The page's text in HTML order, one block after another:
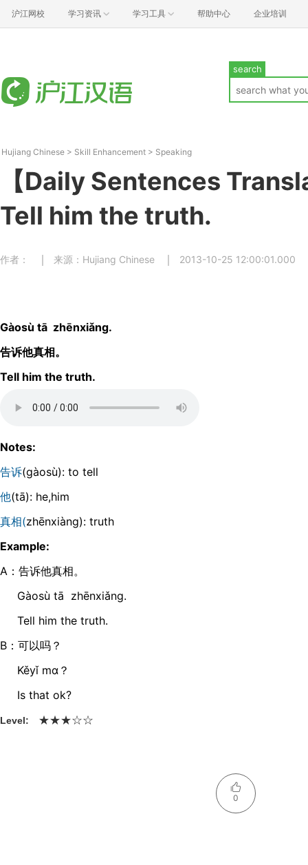
沪江网校 学习资讯 学习工具 帮助中心 企业培训
search
Hujiang Chinese > Skill Enhancement > Speaking
【Daily Sentences
Tell him the truth.
作者： 来源：Hujiang Chinese 2013-10-25 12:00:01.000
Gàosù tā zhēnxiǎnɡ.
告诉他真相。
Tell him the truth.
Notes:
告诉(ɡàosù): to tell
他(tā): he,him
真相(zhēnxiànɡ): truth
Example:
A：告诉他真相。
Gàosù tā zhēnxiǎnɡ.
Tell him the truth.
B：可以吗？
Kěyǐ mɑ？
Is that ok?
Level: ★★★☆☆
0